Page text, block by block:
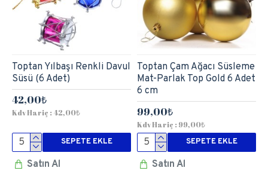
Toptan Yılbaşı Renkli Davul
Süsü (6 Adet)
42,00₺
Kdv Hariç : 42,00₺
SEPETE EKLE
Satın Al
Toptan Çam Ağacı Süsleme
Mat-Parlak Top Gold 6 Adet
6 cm
99,00₺
Kdv Hariç : 99,00₺
SEPETE EKLE
Satın Al